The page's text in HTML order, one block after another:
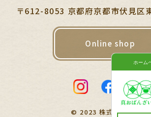
〒612-8053 京都府京都市伏見区
Online shop
blog
© 2023 株式会社和田勝